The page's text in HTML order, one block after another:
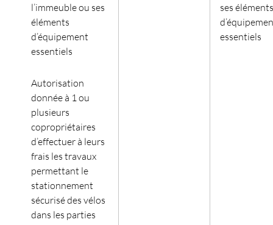
l’immeuble ou ses
éléments
d’équipement
essentiels
ses éléments
essentiels
Autorisation
donnée à 1 ou
plusieurs
copropriétaires
d’effectuer à leurs
frais les travaux
permettant le
stationnement
sécurisé des vélos
dans les parties